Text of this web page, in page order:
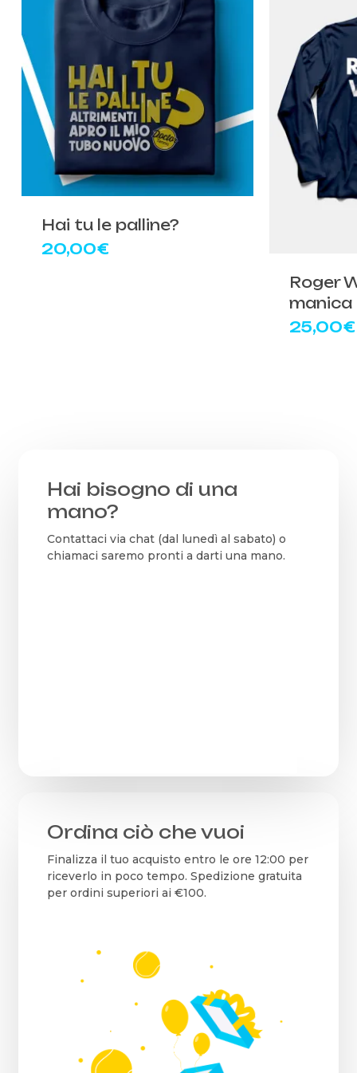
Hai tu le palline?
20,00€
Roger
manica
25,00€
Hai bisogno di una
mano?
Contattaci via chat (dal lunedì al sabato) o
chiamaci saremo pronti a darti una mano.
Ordina ciò che vuoi
Finalizza il tuo acquisto entro le ore 12:00 per
riceverlo in poco tempo. Spedizione gratuita
per ordini superiori ai €100.